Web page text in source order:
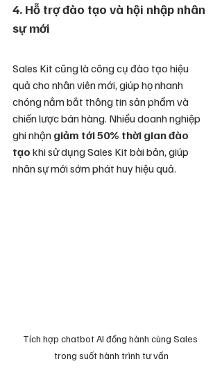
4. Hỗ trợ đào tạo và hội nhập nhân
sự mới
Sales Kit cũng là công cụ đào tạo hiệu
quả cho nhân viên mới, giúp họ nhanh
chóng nắm bắt thông tin sản phẩm và
chiến lược bán hàng. Nhiều doanh nghiệp
ghi nhận giảm tới 50% thời gian đào
tạo khi sử dụng Sales Kit bài bản, giúp
nhân sự mới sớm phát huy hiệu quả.
Tích hợp chatbot AI đồng hành cùng Sales
trong suốt hành trình tư vấn